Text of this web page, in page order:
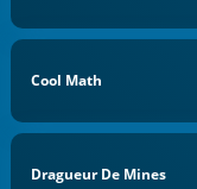
Cool Math
Dragueur De Mines